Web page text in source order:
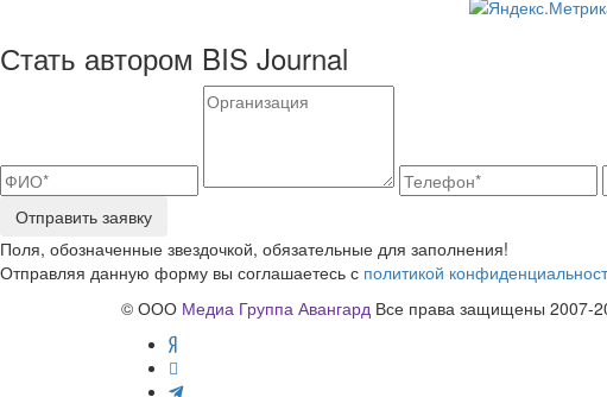
Стать автором BIS Journal
Отправить заявку
Поля, обозначенные звездочкой, обязательные для заполнения!
Отправляя данную форму вы соглашаетесь с политикой
© ООО Медиа Группа Авангард Все права защищены 2007-